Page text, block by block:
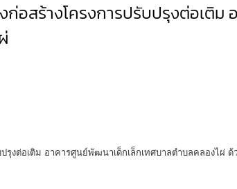
ก่อสร้างโครงการปรับปรุงต่อเติม
รุงต่อเติม อาคารศูนย์พัฒนาเด็กเล็กเทศบาลตำบลคลองไผ่ ด้